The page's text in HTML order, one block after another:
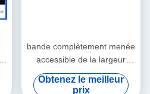
bande complètement menée
accessible de la largeur
RGBW de 5mm
Obtenez le meilleur
prix